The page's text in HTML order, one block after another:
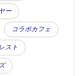
ー
コラボカフェ
スト